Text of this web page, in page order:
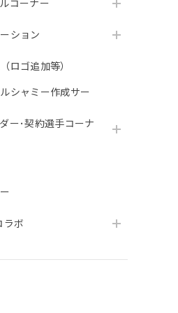
コーナー
ション
ロゴ追加等）
シャミー作成サー
ー･契約選手コーナ
ラボ